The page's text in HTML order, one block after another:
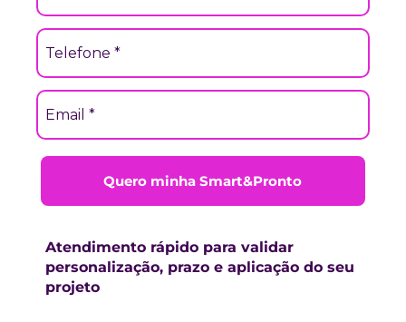
Quero minha Smart&Pronto
Atendimento rápido para validar
personalização, prazo e aplicação do seu
projeto